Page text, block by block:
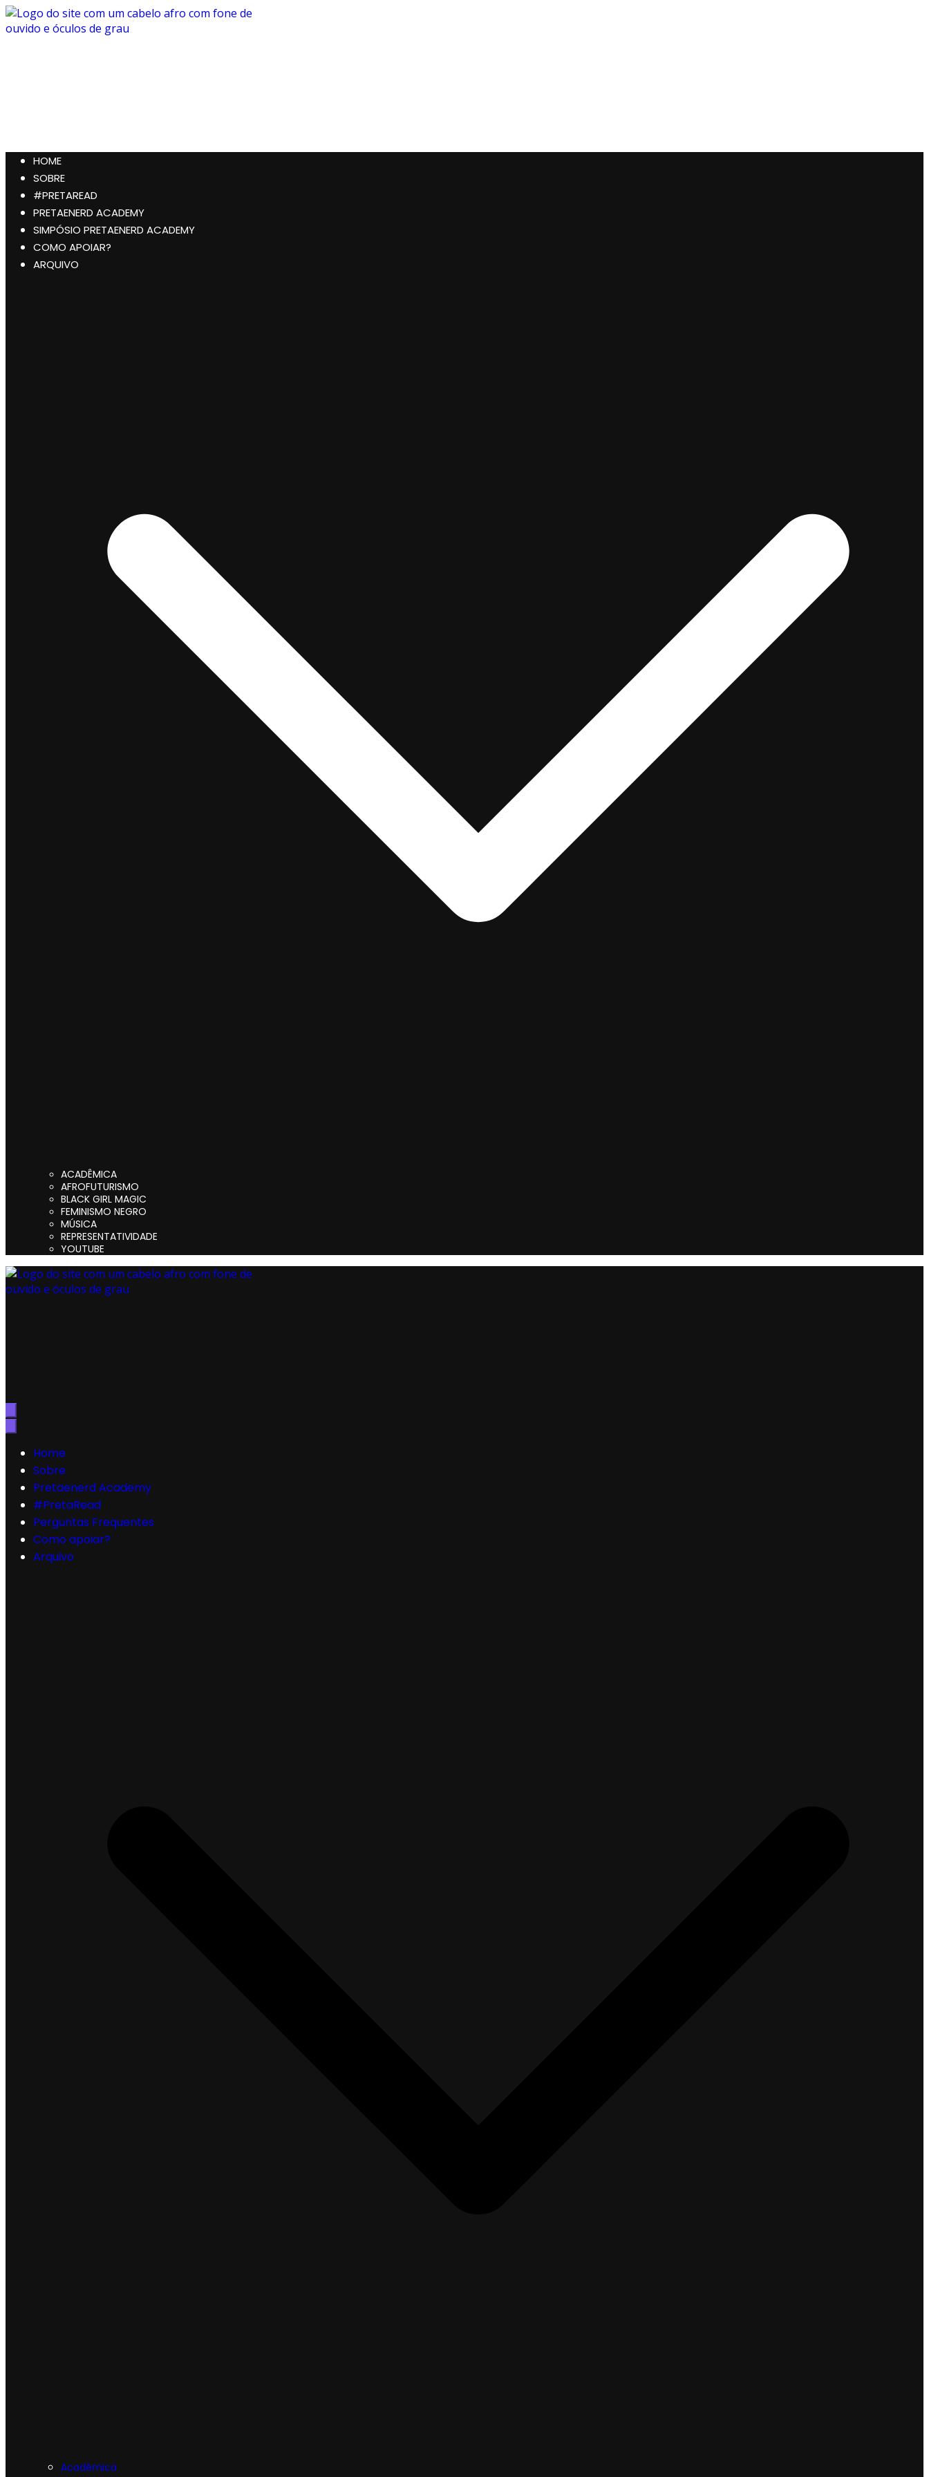
Preta, Nerd & Burning Hell
HOME
SOBRE
#PRETAREAD
PRETAENERD ACADEMY
SIMPÓSIO PRETAENERD ACADEMY
COMO APOIAR?
ARQUIVO
ACADÊMICA
AFROFUTURISMO
BLACK GIRL MAGIC
FEMINISMO NEGRO
MÚSICA
REPRESENTATIVIDADE
YOUTUBE
Preta, Nerd & Burning Hell
Home
Sobre
Pretaenerd Academy
#PretaRead
Perguntas Frequentes
Como apoiar?
Arquivo
Acadêmica